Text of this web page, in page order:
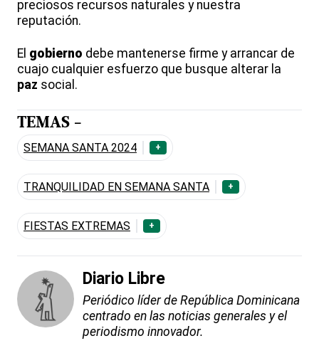
preciosos recursos naturales y nuestra
reputación.
El gobierno debe mantenerse firme y arrancar de
cuajo cualquier esfuerzo que busque alterar la
paz social.
TEMAS -
SEMANA SANTA 2024 +
TRANQUILIDAD EN SEMANA SANTA +
FIESTAS EXTREMAS +
Diario Libre
Periódico líder de República Dominicana
centrado en las noticias generales y el
periodismo innovador.